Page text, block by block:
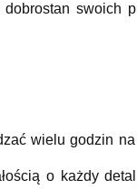
swoich
wielu godzin
o każdy